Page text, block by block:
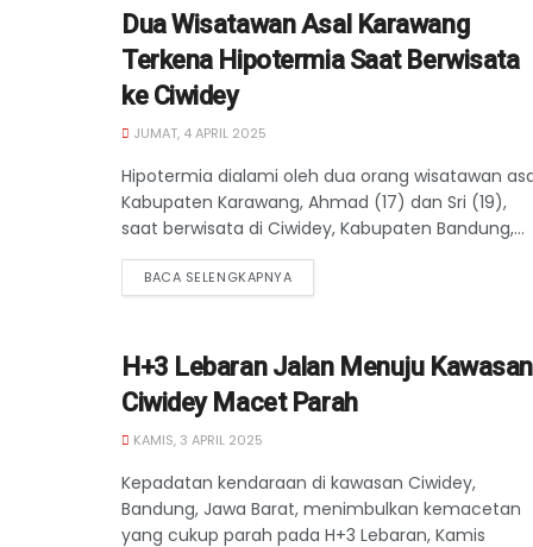
Dua Wisatawan Asal Karawang
Terkena Hipotermia Saat Berwisata
ke Ciwidey
JUMAT, 4 APRIL 2025
Hipotermia dialami oleh dua orang wisatawan
Kabupaten Karawang, Ahmad (17) dan Sri (19),
saat berwisata di Ciwidey, Kabupaten Bandung,...
BACA SELENGKAPNYA
H+3 Lebaran Jalan Menuju Kawasan
Ciwidey Macet Parah
KAMIS, 3 APRIL 2025
Kepadatan kendaraan di kawasan Ciwidey,
Bandung, Jawa Barat, menimbulkan kemacetan
yang cukup parah pada H+3 Lebaran, Kamis